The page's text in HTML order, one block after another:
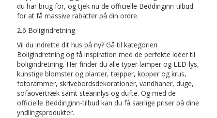
du har brug for, og tjek nu de officielle Beddinginn-tilbud
for at få massive rabatter på din ordre.
2.6 Boligindretning
Vil du indrette dit hus på ny? Gå til kategorien
Boligindretning og få inspiration med de perfekte idéer til
boligindretning. Her finder du alle typer lamper og LED-lys,
kunstige blomster og planter, tæpper, kopper og krus,
fotorammer, skrivebordsdekorationer, vandhaner, duge,
sofaovertræk samt stearinlys og dufte. Og med de
officielle Beddinginn-tilbud kan du få særlige priser på dine
yndlingsprodukter.